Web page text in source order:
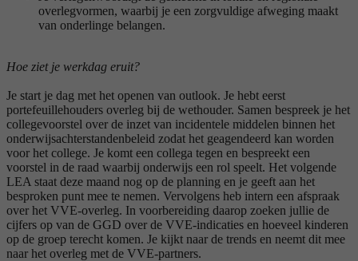
overlegvormen, waarbij je een zorgvuldige afweging maakt
van onderlinge belangen.
Hoe ziet je werkdag eruit?
Je start je dag met het openen van outlook. Je hebt eerst
portefeuillehouders overleg bij de wethouder. Samen bespreek je het
collegevoorstel over de inzet van incidentele middelen binnen het
onderwijsachterstandenbeleid zodat het geagendeerd kan worden
voor het college. Je komt een collega tegen en bespreekt een
voorstel in de raad waarbij onderwijs een rol speelt. Het volgende
LEA staat deze maand nog op de planning en je geeft aan het
besproken punt mee te nemen. Vervolgens heb intern een afspraak
over het VVE-overleg. In voorbereiding daarop zoeken jullie de
cijfers op van de GGD over de VVE-indicaties en hoeveel kinderen
op de groep terecht komen. Je kijkt naar de trends en neemt dit mee
naar het overleg met de VVE-partners.